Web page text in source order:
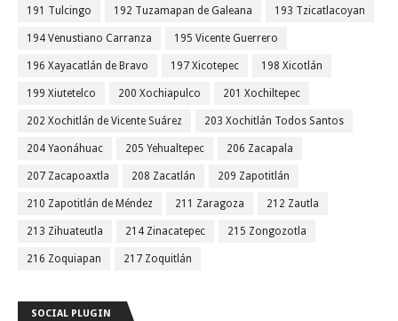
191 Tulcingo 192 Tuzamapan de Galeana 193 Tzicatlacoyan
194 Venustiano Carranza 195 Vicente Guerrero
196 Xayacatlán de Bravo 197 Xicotepec 198 Xicotlán
199 Xiutetelco 200 Xochiapulco 201 Xochiltepec
202 Xochitlán de Vicente Suárez 203 Xochitlán Todos Santos
204 Yaonáhuac 205 Yehualtepec 206 Zacapala
207 Zacapoaxtla 208 Zacatlán 209 Zapotitlán
210 Zapotitlán de Méndez 211 Zaragoza 212 Zautla
213 Zihuateutla 214 Zinacatepec 215 Zongozotla
216 Zoquiapan 217 Zoquitlán
SOCIAL PLUGIN